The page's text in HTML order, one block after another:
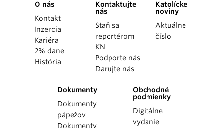
O nás
Kontakt
Inzercia
Kariéra
2% dane
História
Kontaktujte
nás
Staň sa
reportérom
KN
Podporte nás
Darujte nás
Katolícke
noviny
Aktuálne
číslo
Dokumenty
Dokumenty
pápežov
Dokumenty
Obchodné
podmienky
Digitálne
vydanie